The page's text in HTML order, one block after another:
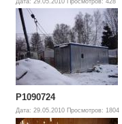
P1090724
Дата: 29.05.2010 Просмотров: 1804